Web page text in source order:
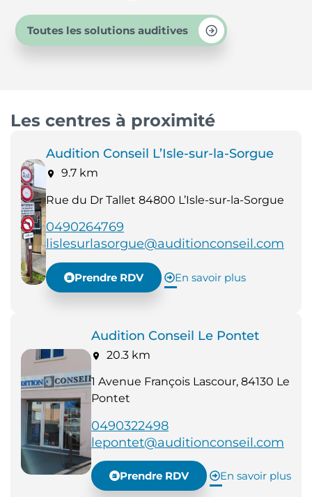
Toutes les solutions auditives
Les centres à proximité
Audition Conseil L’Isle-sur-la-Sorgue
9.7 km
Rue du Dr Tallet 84800 L’Isle-sur-la-Sorgue
0490264769
lislesurlasorgue@auditionconseil.com
Prendre RDV En savoir plus
Audition Conseil Le Pontet
20.3 km
1 Avenue François Lascour, 84130 Le
Pontet
0490322498
lepontet@auditionconseil.com
Prendre RDV En savoir plus